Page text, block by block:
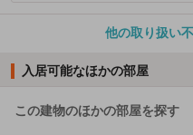
他の取り扱い
入居可能なほかの部屋
この建物のほかの部屋を探す